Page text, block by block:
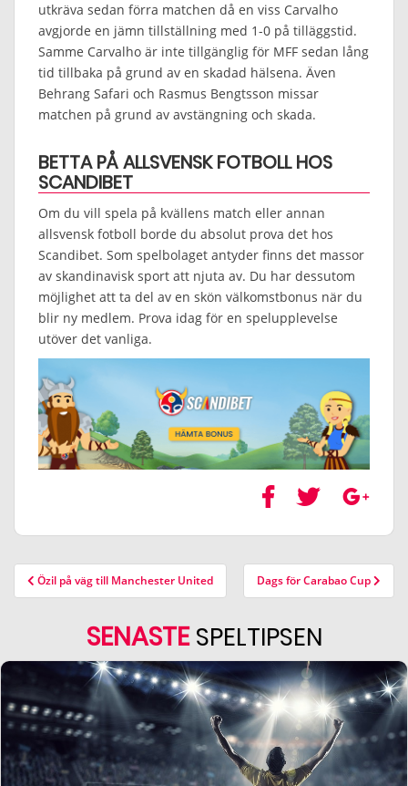
utkräva sedan förra matchen då en viss Carvalho
avgjorde en jämn tillställning med 1-0 på tilläggstid.
Samme Carvalho är inte tillgänglig för MFF sedan lång
tid tillbaka på grund av en skadad hälsena. Även
Behrang Safari och Rasmus Bengtsson missar
matchen på grund av avstängning och skada.
BETTA PÅ ALLSVENSK FOTBOLL HOS
SCANDIBET
Om du vill spela på kvällens match eller annan
allsvensk fotboll borde du absolut prova det hos
Scandibet. Som spelbolaget antyder finns det massor
av skandinavisk sport att njuta av. Du har dessutom
möjlighet att ta del av en skön välkomstbonus när du
blir ny medlem. Prova idag för en spelupplevelse
utöver det vanliga.
Özil på väg till Manchester United Dags för Carabao Cup
SENASTESPELTIPSEN